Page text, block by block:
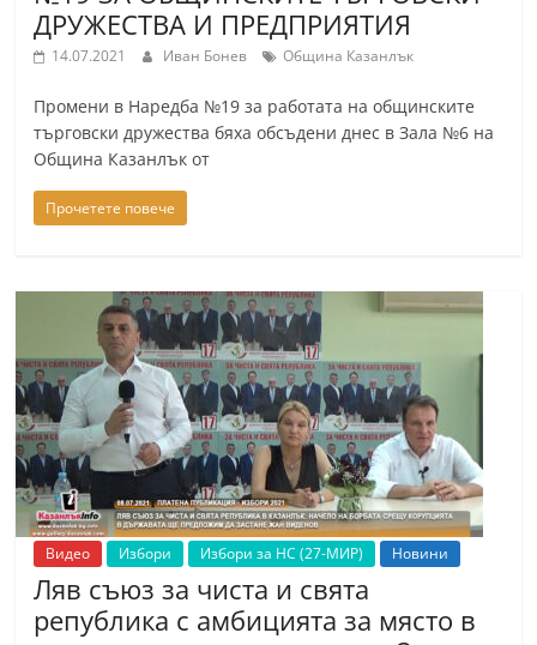
ДРУЖЕСТВА И ПРЕДПРИЯТИЯ
14.07.2021 Иван Бонев Община Казанлък
Промени в Наредба №19 за работата на общинските
търговски дружества бяха обсъдени днес в Зала №6 на
Община Казанлък от
Прочетете повече
Видео Избори Избори за НС (27-МИР) Новини
Ляв съюз за чиста и свята
република с амбицията за място в